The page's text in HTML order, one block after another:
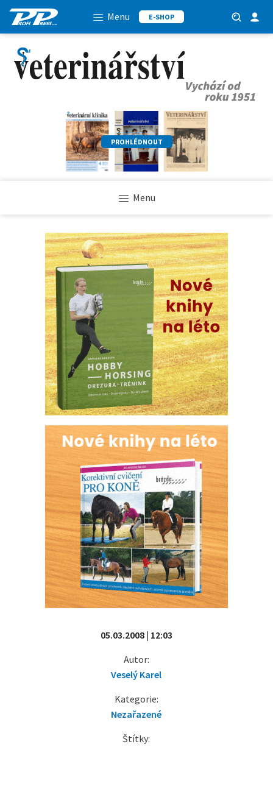
Menu E-SHOP
PROHLÉDNOUT
Menu
05.03.2008 | 12:03
Autor:
Veselý Karel
Kategorie:
Nezařazené
Štítky: